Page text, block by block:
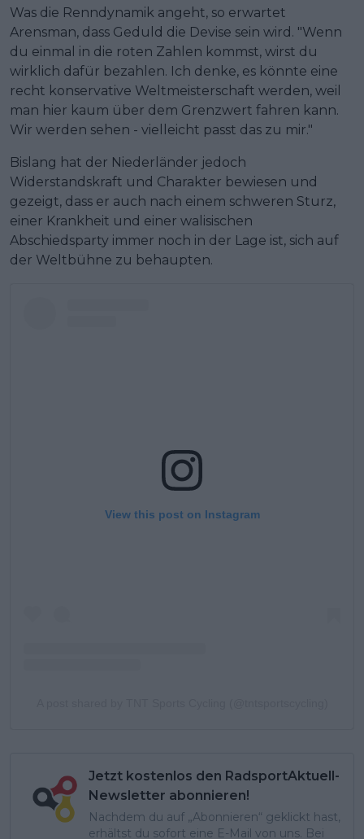
Was die Renndynamik angeht, so erwartet
Arensman, dass Geduld die Devise sein wird. "Wenn
du einmal in die roten Zahlen kommst, wirst du
wirklich dafür bezahlen. Ich denke, es könnte eine
recht konservative Weltmeisterschaft werden, weil
man hier kaum über dem Grenzwert fahren kann.
Wir werden sehen - vielleicht passt das zu mir."
Bislang hat der Niederländer jedoch
Widerstandskraft und Charakter bewiesen und
gezeigt, dass er auch nach einem schweren Sturz,
einer Krankheit und einer walisischen
Abschiedsparty immer noch in der Lage ist, sich auf
der Weltbühne zu behaupten.
View this post on Instagram
Jetzt kostenlos den RadsportAktuell-
Newsletter abonnieren!
Nachdem du auf „Abonnieren“ geklickt hast,
erhältst du sofort eine E-Mail von uns. Bei